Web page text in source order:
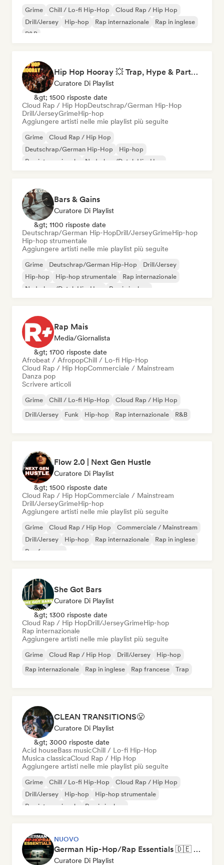
Grime Chill / Lo-fi Hip-Hop
Cloud Rap / Hip Hop
Drill/Jersey
Hip-hop Rap internazionale
Rap in inglese
R&B
Hip Hop Hooray 💥 Trap, Hype & Party Rap Bangers
Curatore Di Playlist
&gt; 1500 risposte date
Cloud Rap / Hip HopDeutschrap/German Hip-Hop
Drill/JerseyGrimeHip-hop
Aggiungere artisti nelle mie playlist più seguite
Grime
Cloud Rap / Hip Hop
Deutschrap/German Hip-Hop
Hip-hop
Rap internazionale
Nederhop/Dutch Hip-Hop
Bars & Gains
Curatore Di Playlist
&gt; 1100 risposte date
Deutschrap/German Hip-HopDrill/JerseyGrimeHip-hop
Hip-hop strumentale
Aggiungere artisti nelle mie playlist più seguite
Grime Deutschrap/German Hip-Hop
Drill/Jersey
Hip-hop
Hip-hop strumentale
Rap internazionale
Nederhop/Dutch Hip-Hop
Rap in inglese
Rap Mais
Media/Giornalista
&gt; 1700 risposte date
Afrobeat / AfropopChill / Lo-fi Hip-Hop
Cloud Rap / Hip HopCommerciale / Mainstream
Danza pop
Scrivere articoli
Grime Chill / Lo-fi Hip-Hop
Cloud Rap / Hip Hop
Drill/Jersey
Funk Hip-hop Rap internazionale R&B
Flow 2.0 | Next Gen Hustle
Curatore Di Playlist
&gt; 1500 risposte date
Cloud Rap / Hip HopCommerciale / Mainstream
Drill/JerseyGrimeHip-hop
Aggiungere artisti nelle mie playlist più seguite
Grime Cloud Rap / Hip Hop
Commerciale / Mainstream
Drill/Jersey
Hip-hop Rap internazionale
Rap in inglese
Rap francese
She Got Bars
Curatore Di Playlist
&gt; 1300 risposte date
Cloud Rap / Hip HopDrill/JerseyGrimeHip-hop
Rap internazionale
Aggiungere artisti nelle mie playlist più seguite
Grime Cloud Rap / Hip Hop Drill/Jersey
Hip-hop
Rap internazionale
Rap in inglese Rap francese Trap
CLEAN TRANSITIONS😤
Curatore Di Playlist
&gt; 3000 risposte date
Acid houseBass musicChill / Lo-fi Hip-Hop
Musica classicaCloud Rap / Hip Hop
Aggiungere artisti nelle mie playlist più seguite
Grime Chill / Lo-fi Hip-Hop
Cloud Rap / Hip Hop
Drill/Jersey
Hip-hop
Hip-hop strumentale
Rap internazionale
Rap in inglese
NUOVO
German Hip-Hop/Rap Essentials 🇩🇪 Deutschrap, Cloud Rap & Trap
Curatore Di Playlist